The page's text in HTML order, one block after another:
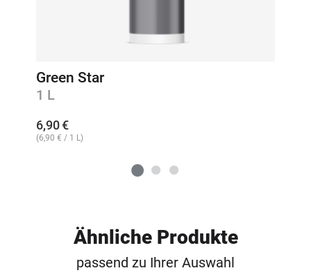
Green Star
1 L
6,90€
(6,90 € / 1 L)
Ähnliche Produkte
passend zu Ihrer Auswahl